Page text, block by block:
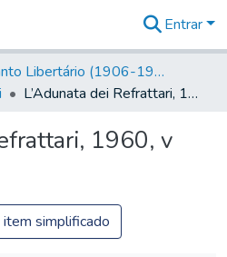
&
Coleções
Tudo na
Digital
Entrar
Canto Libertário (1906-1995)
L’Adunata dei Refrattari, 1960, v XXXIX, n 41
1960, v
item simplificado